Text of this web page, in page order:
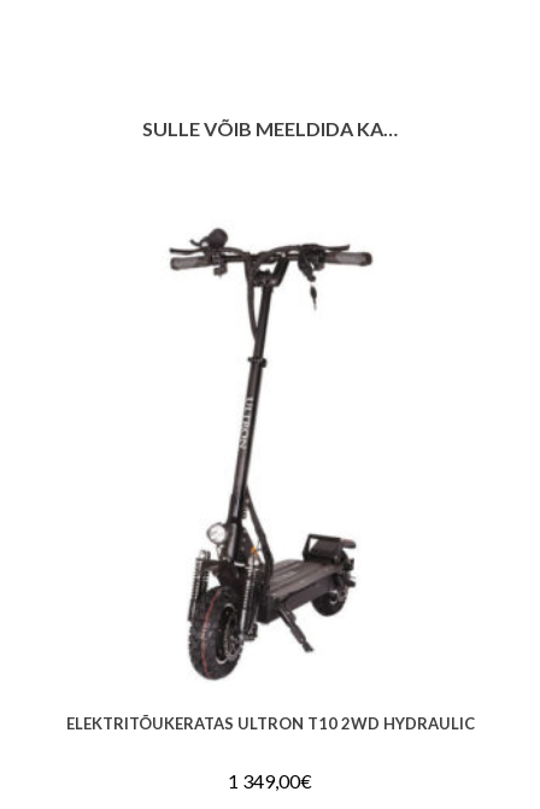
SULLE VÕIB MEELDIDA KA…
ELEKTRITÕUKERATAS ULTRON T10 2WD HYDRAULIC
1 349,00€